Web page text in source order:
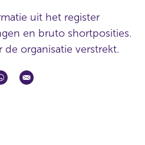
uit het register
en bruto shortposities.
organisatie verstrekt.